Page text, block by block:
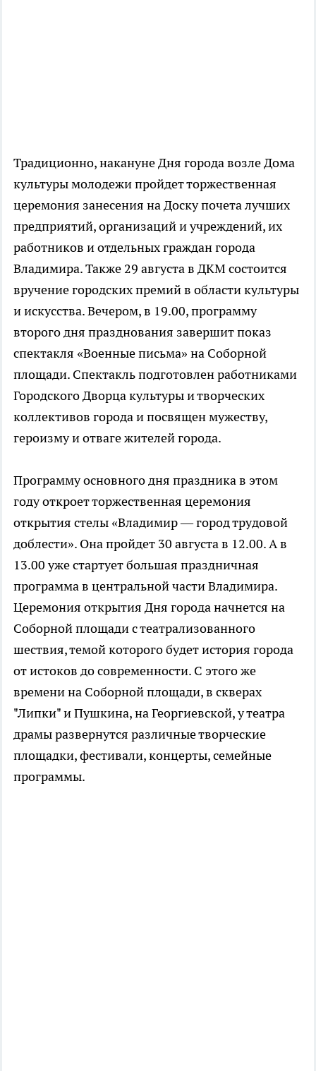
Традиционно, накануне Дня города возле Дома
культуры молодежи пройдет торжественная
церемония занесения на Доску почета лучших
предприятий, организаций и учреждений, их
работников и отдельных граждан города
Владимира. Также 29 августа в ДКМ состоится
вручение городских премий в области культуры
и искусства. Вечером, в 19.00, программу
второго дня празднования завершит показ
спектакля «Военные письма» на Соборной
площади. Спектакль подготовлен работниками
Городского Дворца культуры и творческих
коллективов города и посвящен мужеству,
героизму и отваге жителей города.
Программу основного дня праздника в этом
году откроет торжественная церемония
открытия стелы «Владимир — город трудовой
доблести». Она пройдет 30 августа в 12.00. А в
13.00 уже стартует большая праздничная
программа в центральной части Владимира.
Церемония открытия Дня города начнется на
Соборной площади с театрализованного
шествия, темой которого будет история города
от истоков до современности. С этого же
времени на Соборной площади, в скверах
"Липки" и Пушкина, на Георгиевской, у театра
драмы развернутся различные творческие
площадки, фестивали, концерты, семейные
программы.